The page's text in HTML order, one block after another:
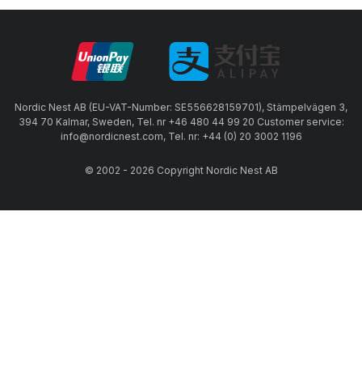
Nordic Nest AB (EU-VAT-Number: SE556628159701), Stämpelvägen 3,
394 70 Kalmar, Sweden, Tel. nr +46 480 44 99 20 Customer service:
info@nordicnest.com, Tel. nr: +44 (0) 20 3002 1196
© 2002 - 2026 Copyright Nordic Nest AB